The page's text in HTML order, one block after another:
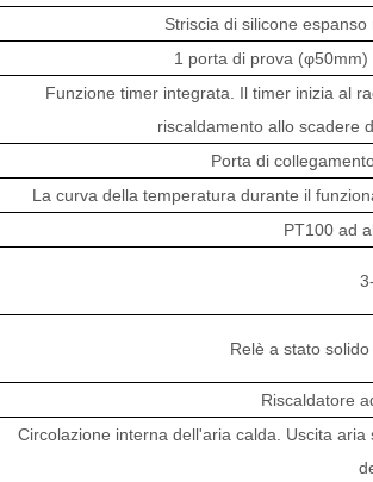
Striscia di silicone
1 porta di prova
Funzione timer integrata. Il timer inizia al
riscaldamento allo scadere
Porta di
La curva della temperatura durante il
PT100 ad
Relè a stato
Riscaldatore
Circolazione interna dell'aria calda. Uscita